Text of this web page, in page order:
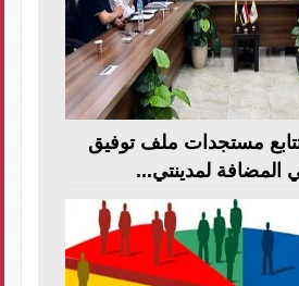
مستجدات ملف توفيق
المضافة لمدينتي...